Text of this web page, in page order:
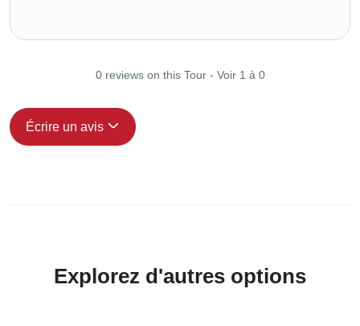
0 reviews on this Tour - Voir 1 à 0
Écrire un avis
Explorez d'autres options